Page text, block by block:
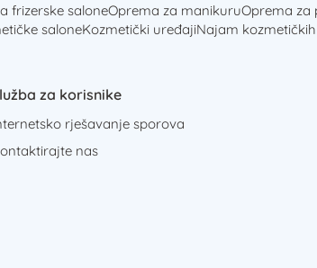
frizerske saloneOprema za manikuruOprema za
saloneKozmetički uređajiNajam
za korisnike
rješavanje sporova
nas